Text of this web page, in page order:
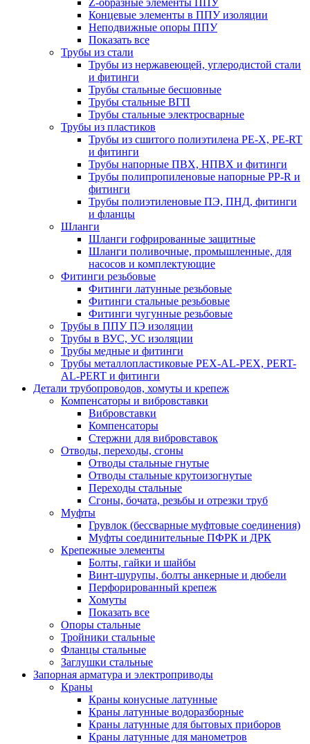
Z-образные элементы ППУ
Концевые элементы в ППУ изоляции
Неподвижные опоры ППУ
Показать все
Трубы из стали
Трубы из нержавеющей, углеродистой стали
и фитинги
Трубы стальные бесшовные
Трубы стальные ВГП
Трубы стальные электросварные
Трубы из пластиков
Трубы из сшитого полиэтилена PE-X, PE-RT
и фитинги
Трубы напорные ПВХ, НПВХ и фитинги
Трубы полипропиленовые напорные PP-R и
фитинги
Трубы полиэтиленовые ПЭ, ПНД, фитинги
и фланцы
Шланги
Шланги гофрированные защитные
Шланги поливочные, промышленные, для
насосов и комплектующие
Фитинги резьбовые
Фитинги латунные резьбовые
Фитинги стальные резьбовые
Фитинги чугунные резьбовые
Трубы в ППУ ПЭ изоляции
Трубы в ВУС, УС изоляции
Трубы медные и фитинги
Трубы металлопластиковые PEX-AL-PEX, PERT-
AL-PERT и фитинги
Детали трубопроводов, хомуты и крепеж
Компенсаторы и вибровставки
Вибровставки
Компенсаторы
Стержни для вибровставок
Отводы, переходы, сгоны
Отводы стальные гнутые
Отводы стальные крутоизогнутые
Переходы стальные
Сгоны, бочата, резьбы и отрезки труб
Муфты
Грувлок (бессварные муфтовые соединения)
Муфты соединительные ПФРК и ДРК
Крепежные элементы
Болты, гайки и шайбы
Винт-шурупы, болты анкерные и дюбели
Перфорированный крепеж
Хомуты
Показать все
Опоры стальные
Тройники стальные
Фланцы стальные
Заглушки стальные
Запорная арматура и электроприводы
Краны
Краны конусные латунные
Краны латунные водоразборные
Краны латунные для бытовых приборов
Краны латунные для манометров